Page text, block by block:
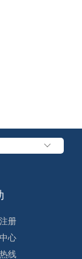
册
心
线